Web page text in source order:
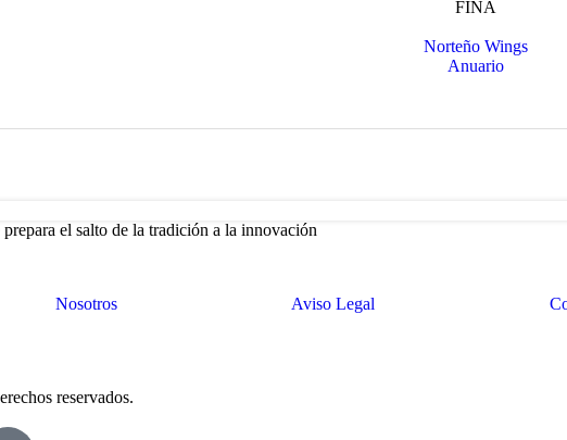
el salto de la tradición a la innovación
Nosotros Aviso Legal
reservados.